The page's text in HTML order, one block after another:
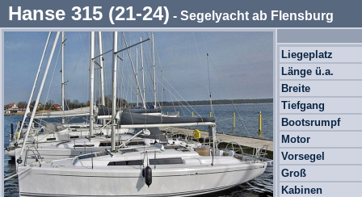
Hanse 315 (21-24) - Segelyacht ab Flensburg
Liegeplatz
Länge ü.a.
Breite
Tiefgang
Bootsrumpf
Motor
Vorsegel
Groß
Kabinen